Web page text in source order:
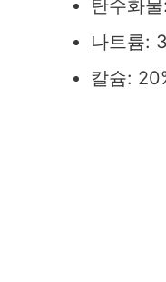
탄수화
나트륨:
칼슘: